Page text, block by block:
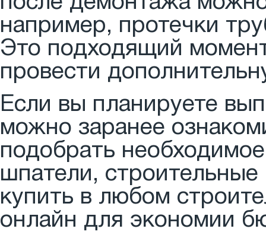
например, протечки
Это подходящий
провести
Если вы планируете
можно заранее
подобрать
шпатели,
купить в любом
онлайн для экономии